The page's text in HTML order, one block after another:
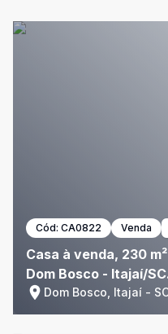
Cód: CA0822 Venda
Casa à venda, 230
Dom Bosco - Itajaí/
Dom Bosco, Itajaí -